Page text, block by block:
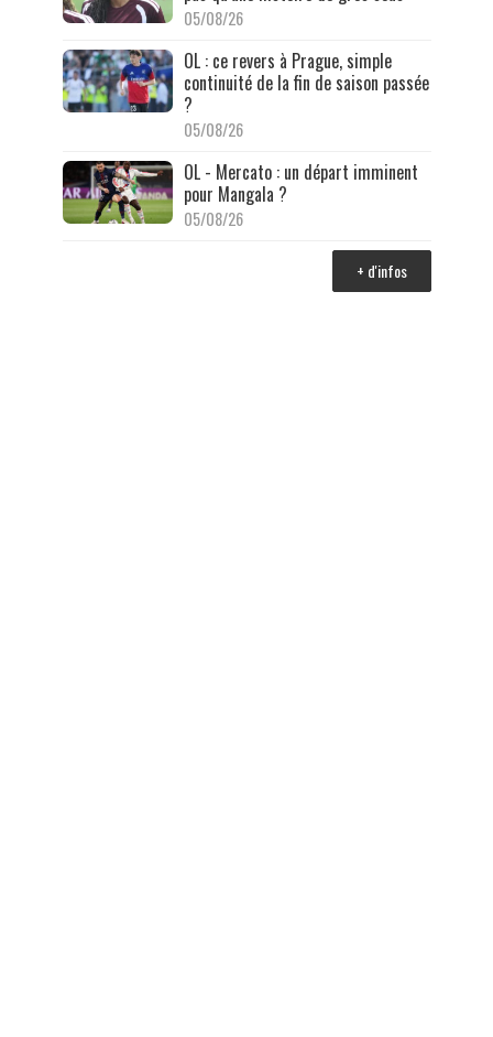
05/08/26
OL : ce revers à Prague, simple
continuité de la fin de saison passée
?
05/08/26
OL - Mercato : un départ imminent
pour Mangala ?
05/08/26
+ d'infos